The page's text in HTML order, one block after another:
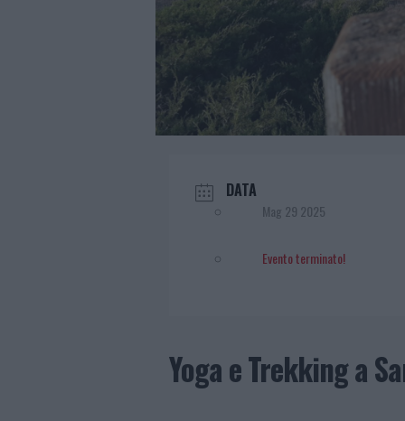
DATA
Mag 29 2025
Evento terminato!
Yoga e Trekking a